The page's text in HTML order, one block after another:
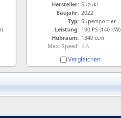
Hersteller: Suzuki
Baujahr: 2022
Typ: Supersportler
Leistung: 190 PS (140 kW)
Hubraum: 1340 ccm
Max. Speed: k.A.
Vergleichen